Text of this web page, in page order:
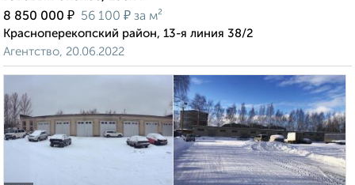
8 850 000 ₽ 56 100 ₽ за м²
Красноперекопский район, 13-я линия 38/2
Агентство, 20.06.2022